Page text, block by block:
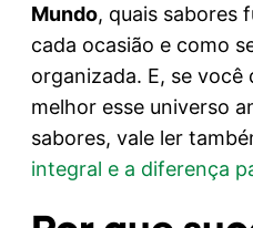
Mundo, quais sabores
cada ocasião e como
organizada. E, se você
melhor esse universo
sabores, vale ler
integral e a diferença